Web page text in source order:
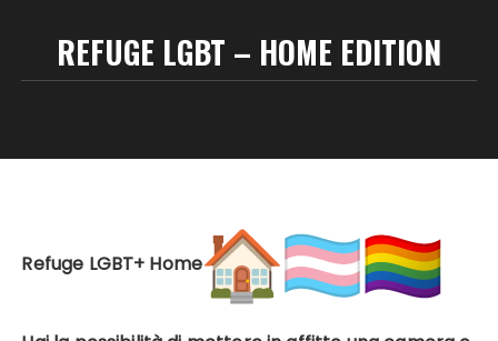
REFUGE LGBT – HOME EDITION
Refuge LGBT+ Home